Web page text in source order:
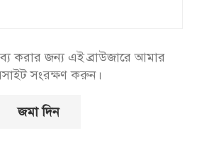
করার জন্য এই ব্রাউজারে আমার
সংরক্ষণ করুন।